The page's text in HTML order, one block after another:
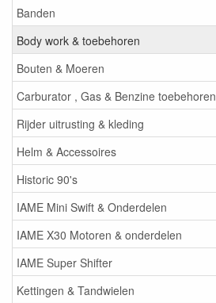
Banden
Body work & toebehoren
Bouten & Moeren
Carburator , Gas & Benzine toebehoren
Rijder uitrusting & kleding
Helm & Accessoires
Historic 90's
IAME Mini Swift & Onderdelen
IAME X30 Motoren & onderdelen
IAME Super Shifter
Kettingen & Tandwielen